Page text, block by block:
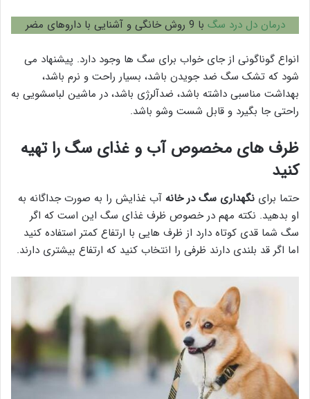
درمان دل درد سگ با 9 روش خانگی و آشنایی با داروهای مضر
انواع گوناگونی از جای خواب برای سگ ها وجود دارد. پیشنهاد می
شود که تشک سگ ضد جویدن باشد، بسیار راحت و نرم باشد،
بهداشت مناسبی داشته باشد، ضدآلرژی باشد، در ماشین لباسشویی به
راحتی جا بگیرد و قابل شست وشو باشد.
ظرف های مخصوص آب و غذای سگ را تهیه
کنید
حتما برای نگهداری سگ در خانه آب غذایش را به صورت جداگانه به
او بدهید. نکته مهم در خصوص ظرف غذای سگ این است که اگر
سگ شما قدی کوتاه دارد از ظرف هایی با ارتفاع کمتر استفاده کنید
اما اگر قد بلندی دارند ظرفی را انتخاب کنید که ارتفاع بیشتری دارند.